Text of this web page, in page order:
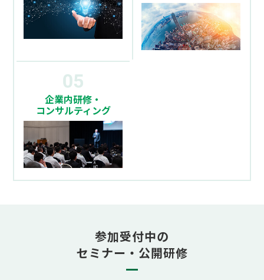
企業内研修・
コンサルティング
参加受付中の
セミナー・公開研修